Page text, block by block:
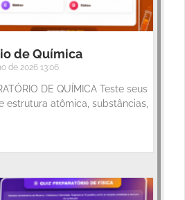
de Química
de 2026 13:06
DE QUÍMICA Teste seus
estrutura atômica, substâncias,